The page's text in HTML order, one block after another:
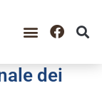
dei